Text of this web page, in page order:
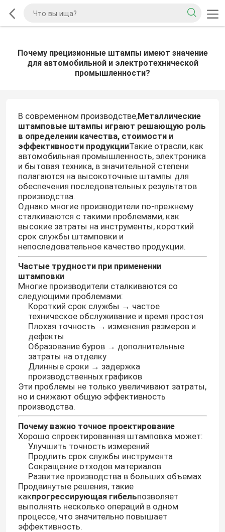
Почему прецизионные штампы имеют значение
для автомобильной и электротехнической
промышленности?
В современном производстве,Металлические
штамповые штампы играют решающую роль
в определении качества, стоимости и
эффективности продукцииТакие отрасли, как
автомобильная промышленность, электроника
и бытовая техника, в значительной степени
полагаются на высокоточные штампы для
обеспечения последовательных результатов
производства.
Однако многие производители по-прежнему
сталкиваются с такими проблемами, как
высокие затраты на инструменты, короткий
срок службы штамповки и
непоследовательное качество продукции.
Частые трудности при применении
штамповки
Многие производители сталкиваются со
следующими проблемами:
Короткий срок службы → частое
техническое обслуживание и время простоя
Плохая точность → изменения размеров и
дефекты
Образование буров → дополнительные
затраты на отделку
Длинные сроки → задержка
производственных графиков
Эти проблемы не только увеличивают затраты,
но и снижают общую эффективность
производства.
Почему важно точное проектирование
Хорошо спроектированная штамповка может:
Улучшить точность измерений
Продлить срок службы инструмента
Сокращение отходов материалов
Развитие производства в больших объемах
Продвинутые решения, такие
какпрогрессирующая гибельпозволяет
выполнять несколько операций в одном
процессе, что значительно повышает
эффективность.